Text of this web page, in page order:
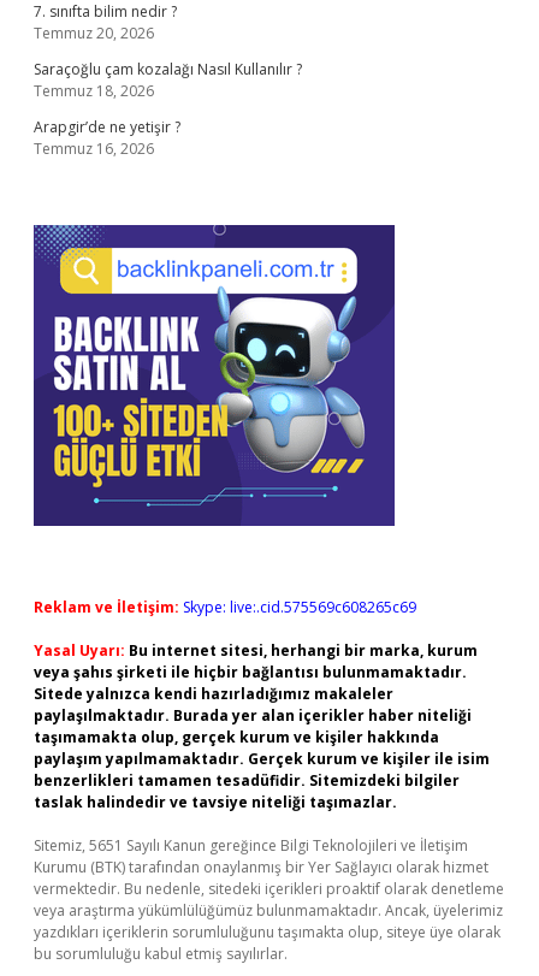
7. sınıfta bilim nedir ?
Temmuz 20, 2026
Saraçoğlu çam kozalağı Nasıl Kullanılır ?
Temmuz 18, 2026
Arapgir’de ne yetişir ?
Temmuz 16, 2026
Reklam ve İletişim: Skype: live:.cid.575569c608265c69
Yasal Uyarı: Bu internet sitesi, herhangi bir marka, kurum
veya şahıs şirketi ile hiçbir bağlantısı bulunmamaktadır.
Sitede yalnızca kendi hazırladığımız makaleler
paylaşılmaktadır. Burada yer alan içerikler haber niteliği
taşımamakta olup, gerçek kurum ve kişiler hakkında
paylaşım yapılmamaktadır. Gerçek kurum ve kişiler ile isim
benzerlikleri tamamen tesadüfidir. Sitemizdeki bilgiler
taslak halindedir ve tavsiye niteliği taşımazlar.
Sitemiz, 5651 Sayılı Kanun gereğince Bilgi Teknolojileri ve İletişim
Kurumu (BTK) tarafından onaylanmış bir Yer Sağlayıcı olarak hizmet
vermektedir. Bu nedenle, sitedeki içerikleri proaktif olarak denetleme
veya araştırma yükümlülüğümüz bulunmamaktadır. Ancak, üyelerimiz
yazdıkları içeriklerin sorumluluğunu taşımakta olup, siteye üye olarak
bu sorumluluğu kabul etmiş sayılırlar.